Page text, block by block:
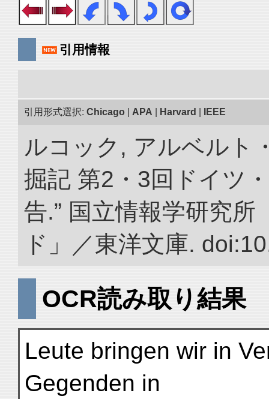
引用情報
引用形式選択: Chicago APA Harvard IEEE
ルコック, アルベルト
掘記 第2・3回ドイツ
告.” 国立情報学研究
ド」／東洋文庫.
OCR読み取り結果
Leute bringen wir in
Gegenden in